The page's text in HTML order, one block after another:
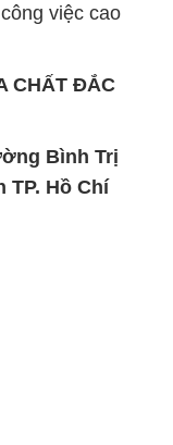
việc cao
CHẤT ĐẮC
Bình Trị
TP. Hồ Chí